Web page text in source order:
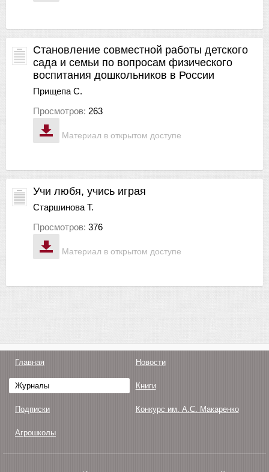
Материал в открытом доступе
Становление совместной работы детского
сада и семьи по вопросам физического
воспитания дошкольников в России
Прищепа С.
Просмотров: 263
Материал в открытом доступе
Учи любя, учись играя
Старшинова Т.
Просмотров: 376
Главная Новости
Журналы Книги
Подписки Конкурс им. А.С. Макаренко
Агрошколы